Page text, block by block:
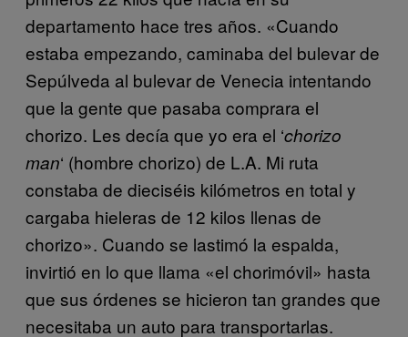
departamento hace tres años. «Cuando
estaba empezando, caminaba del bulevar de
Sepúlveda al bulevar de Venecia intentando
que la gente que pasaba comprara el
chorizo. Les decía que yo era el ‘chorizo
man‘ (hombre chorizo) de L.A. Mi ruta
constaba de dieciséis kilómetros en total y
cargaba hieleras de 12 kilos llenas de
chorizo». Cuando se lastimó la espalda,
invirtió en lo que llama «el chorimóvil» hasta
que sus órdenes se hicieron tan grandes que
necesitaba un auto para transportarlas.